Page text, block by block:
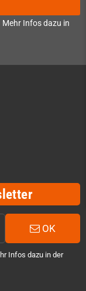
Infos dazu in
OK
Infos dazu in der